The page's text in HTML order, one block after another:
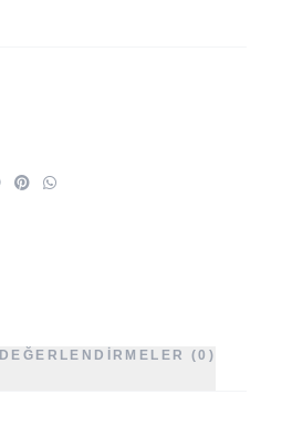
DEĞERLENDIRMELER (0)